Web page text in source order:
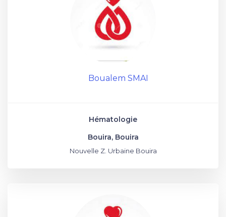
Boualem SMAI
Hématologie
Bouira, Bouira
Nouvelle Z. Urbaine Bouira